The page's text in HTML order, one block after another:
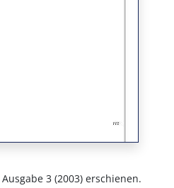
3 (2003) erschienen.